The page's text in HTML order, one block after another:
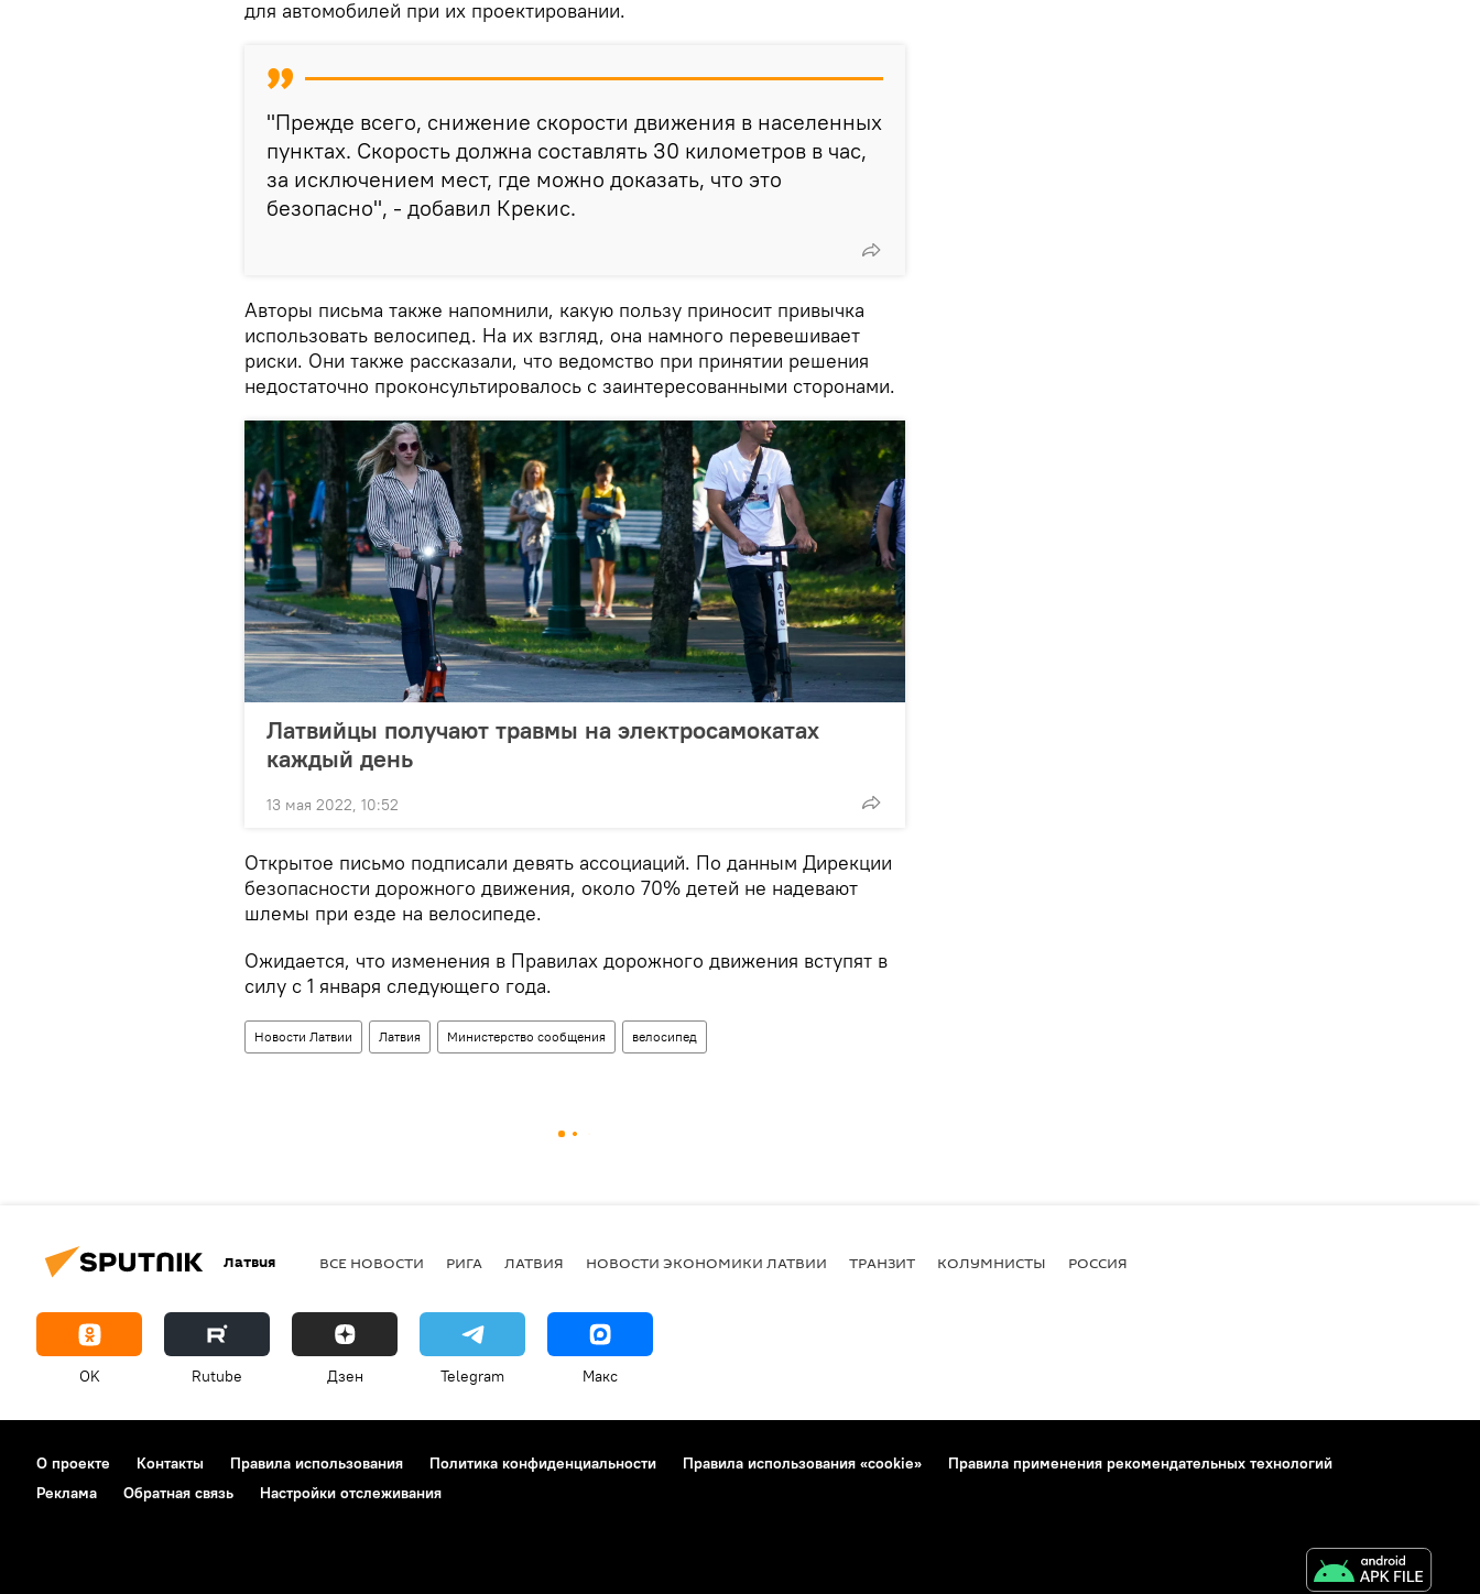
для автомобилей при их проектировании.
"Прежде всего, снижение скорости движения в населенных
пунктах. Скорость должна составлять 30 километров в час,
за исключением мест, где можно доказать, что это
безопасно", - добавил Крекис.
Авторы письма также напомнили, какую пользу приносит привычка
использовать велосипед. На их взгляд, она намного перевешивает
риски. Они также рассказали, что ведомство при принятии решения
недостаточно проконсультировалось с заинтересованными сторонами.
Латвийцы получают травмы на электросамокатах
каждый день
13 мая 2022, 10:52
Открытое письмо подписали девять ассоциаций. По данным Дирекции
безопасности дорожного движения, около 70% детей не надевают
шлемы при езде на велосипеде.
Ожидается, что изменения в Правилах дорожного движения вступят в
силу с 1 января следующего года.
Новости Латвии Латвия Министерство сообщения велосипед
Латвия ВСЕ НОВОСТИ РИГА ЛАТВИЯ НОВОСТИ ЭКОНОМИКИ ЛАТВИИ ТРАНЗИТ КОЛУМНИСТЫ РОССИЯ
OK Rutube Дзен Telegram Макс
О проекте Контакты Правила использования Политика конфиденциальности Правила использования «cookie»
Правила применения рекомендательных технологий
Реклама
Обратная связь Настройки отслеживания